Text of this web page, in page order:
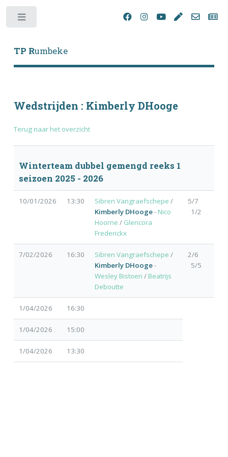
TP Rumbeke
Wedstrijden : Kimberly DHooge
Terug naar het overzicht
Winterteam dubbel gemengd reeks 1
seizoen 2025 - 2026
10/01/2026 13:30 Sibren Vangraefschepe /
Kimberly DHooge- Nico
Hoorne / Glencora
Frederickx
5/7
1/2
7/02/2026 16:30 Sibren Vangraefschepe /
Kimberly DHooge-
Wesley Bistoen / Beatrijs
Deboutte
2/6
5/5
1/04/2026 16:30
1/04/2026 15:00
1/04/2026 13:30